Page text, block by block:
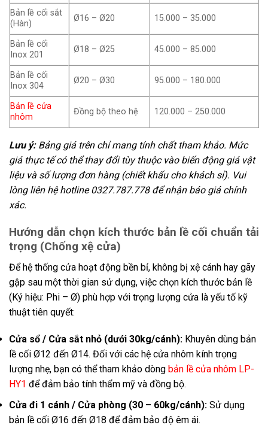
Bản lề cối sắt
(Hàn)
Ø16 – Ø20 15.000 – 35.000
Bản lề cối
Inox 201
Ø18 – Ø25 45.000 – 85.000
Bản lề cối
Inox 304
Ø20 – Ø30 95.000 – 180.000
Bản lề cửa
nhôm
Đồng bộ theo hệ 120.000 – 250.000
Lưu ý:Bảng giá trên chỉ mang tính chất tham khảo. Mức
giá thực tế có thể thay đổi tùy thuộc vào biến động giá vật
liệu và số lượng đơn hàng (chiết khấu cho khách sỉ). Vui
lòng liên hệ hotline 0327.787.778 để nhận báo giá chính
xác.
Hướng dẫn chọn kích thước bản lề cối chuẩn tải
trọng (Chống xệ cửa)
Để hệ thống cửa hoạt động bền bỉ, không bị xệ cánh hay gãy
gập sau một thời gian sử dụng, việc chọn kích thước bản lề
(Ký hiệu: Phi – Ø) phù hợp với trọng lượng cửa là yếu tố kỹ
thuật tiên quyết:
Cửa sổ / Cửa sắt nhỏ (dưới 30kg/cánh): Khuyên dùng bản
lề cối Ø12 đến Ø14. Đối với các hệ cửa nhôm kính trọng
lượng nhẹ, bạn có thể tham khảo dòng bản lề cửa nhôm LP-
HY1 để đảm bảo tính thẩm mỹ và đồng bộ.
Cửa đi 1 cánh / Cửa phòng (30 – 60kg/cánh): Sử dụng
bản lề cối Ø16 đến Ø18 để đảm bảo độ êm ái.